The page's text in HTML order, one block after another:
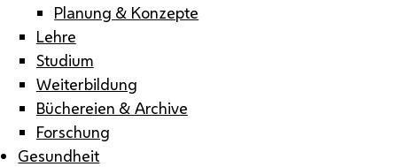
Planung & Konzepte
Lehre
Studium
Weiterbildung
Büchereien & Archive
Forschung
Gesundheit